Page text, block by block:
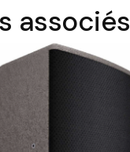
associés